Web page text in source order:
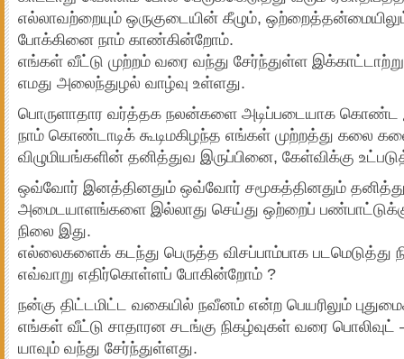
எல்லாவற்றையும் ஒருகுடையின் கீழும்,
போக்கினை நாம் காண்கின்றோம்.
எங்கள் வீட்டு முற்றம் வரை வந்து சேர்ந்துள்ள
எமது அலைந்துழல் வாழ்வு உள்ளது.
பொருளாதார வர்த்தக நலன்களை அடிப்படையாக கொண்ட
நாம் கொண்டாடிக் கூடிமகிழந்த எங்கள் முற்றத்து கலை
விழுமியங்களின் தனித்துவ இருப்பினை, கேள்விக்கு
ஒவ்வோர் இனத்தினதும் ஒவ்வோர் சமூகத்தினதும்
அமைடயாளங்களை இல்லாது செய்து ஒற்றைப்
நிலை இது.
எல்லைகளைக் கடந்து பெருத்த விசப்பாம்பாக படமெடுத்து
எவ்வாறு எதிர்கொள்ளப் போகின்றோம் ?
நன்கு திட்டமிட்ட வகையில் நவீனம் என்ற பெயரிலும்
எங்கள் வீட்டு சாதாரன சடங்கு நிகழ்வுகள் வரை பொலிவுட்
யாவும் வந்து சேர்ந்துள்ளது.